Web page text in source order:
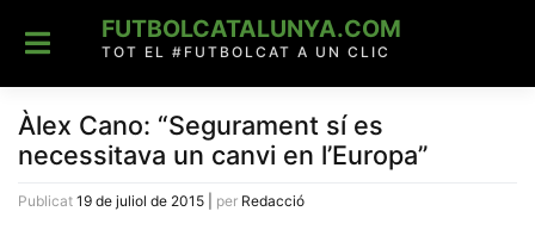
content
FUTBOLCATALUNYA.COM
TOT EL #FUTBOLCAT A UN CLIC
Àlex Cano: “Segurament sí es
necessitava un canvi en l’Europa”
Publicat 19 de juliol de 2015 per Redacció